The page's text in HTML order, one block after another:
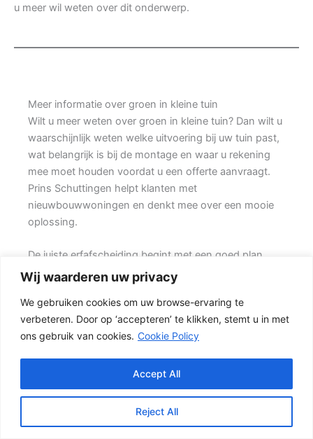
Wij waarderen uw privacy
We gebruiken cookies om uw browse-ervaring te
verbeteren. Door op ‘accepteren’ te klikken, stemt u in met
ons gebruik van cookies. Cookie Policy
Reject All
Accept All
u meer wil weten over dit onderwerp.
Meer informatie over groen in kleine tuin
Wilt u meer weten over groen in kleine tuin? Dan wilt u
waarschijnlijk weten welke uitvoering bij uw tuin past,
wat belangrijk is bij de montage en waar u rekening
mee moet houden voordat u een offerte aanvraagt.
Prins Schuttingen helpt klanten met
nieuwbouwwoningen en denkt mee over een mooie
oplossing.
De juiste erfafscheiding begint met een goed plan.
Wilt u vooral privacy, dan is een dichte schutting
meestal de beste keuze. Ook de ondergrond, de
lengte van de schutting en de aanwezigheid van
poorten of hoeken hebben invloed op de beste
oplossing.
Schutting kiezen op basis van uitstraling en gebruik
In veel tuinen wordt gekozen voor een combinatie
van hout en beton. {De betonnen onderzijde